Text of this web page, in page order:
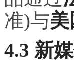
准)与
4.3 新